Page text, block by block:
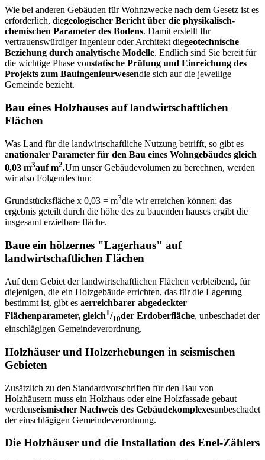
Wie bei anderen Gebäuden für Wohnzwecke nach dem Gesetz ist es
erforderlich, diegeologischer Bericht über die physikalisch-
chemischen Parameter des Bodens. Damit erstellt Ihr
vertrauenswürdiger Ingenieur oder Architekt diegeotechnische
Beziehung durch analytische Modelle. Endlich sind Sie bereit für
die wichtige Phase vonstatische Prüfung und Einreichung des
Projekts zum Bauingenieurwesendie sich auf die jeweilige
Gemeinde bezieht.
Bau eines Holzhauses auf landwirtschaftlichen
Flächen
Was Land für die landwirtschaftliche Nutzung betrifft, so gibt es
anationaler Parameter für den Bau eines Wohngebäudes gleich
0,03 m3auf m2.Um unser Gebäudevolumen zu berechnen, werden
wir also Folgendes tun:
Grundstücksfläche x 0,03 = m3die wir erreichen können; das
ergebnis geteilt durch die höhe des zu bauenden hauses ergibt die
insgesamt erzielbare fläche.
Baue ein hölzernes "Lagerhaus" auf
landwirtschaftlichen Flächen
Auf dem Gebiet der landwirtschaftlichen Flächen verbleibend, für
diejenigen, die ein Holzgebäude errichten, das für die Lagerung
bestimmt ist, gibt es aerreichbarer abgedeckter
Flächenparameter, gleich1/10der Erdoberfläche, unbeschadet der
einschlägigen Gemeindeverordnung.
Holzhäuser und Holzerhebungen in seismischen
Gebieten
Zusätzlich zu den Standardvorschriften für den Bau von
Holzhäusern muss ein Holzhaus oder eine Holzfassade gebaut
werdenseismischer Nachweis des Gebäudekomplexesunbeschadet
der einschlägigen Gemeindeverordnung.
Die Holzhäuser und die Installation des Enel-Zählers